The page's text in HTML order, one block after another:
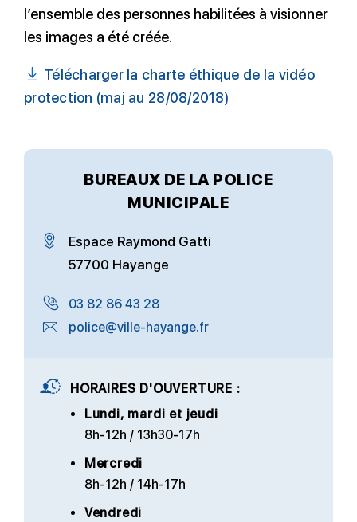
l’ensemble des personnes habilitées à visionner
les images a été créée.
Télécharger la charte éthique de la vidéo
protection (maj au 28/08/2018)
BUREAUX DE LA POLICE
MUNICIPALE
Espace Raymond Gatti
57700 Hayange
03 82 86 43 28
police@ville-hayange.fr
HORAIRES D'OUVERTURE :
Lundi, mardi et jeudi
8h-12h / 13h30-17h
Mercredi
8h-12h / 14h-17h
Vendredi